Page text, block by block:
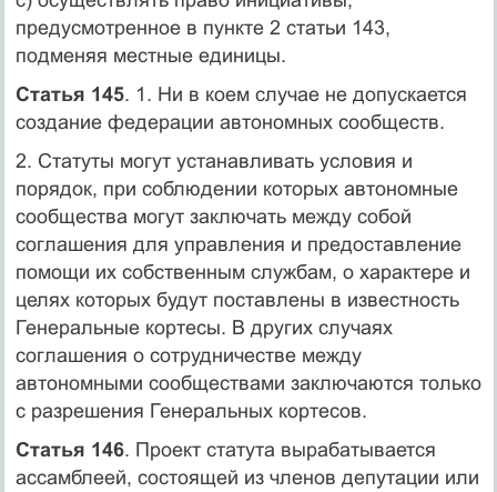
предусмотренное в пункте 2 статьи 143,
подменяя местные единицы.
Статья 145. 1. Ни в коем случае не допускается
создание федерации автономных сообществ.
2. Статуты могут устанавливать условия и
порядок, при соблюдении которых автономные
сообщества могут заключать между собой
соглашения для управления и предоставление
помощи их собственным службам, о характере и
целях которых будут поставлены в известность
Генеральные кортесы. В других случаях
соглашения о сотрудничестве между
автономными сообществами заключаются только
с разрешения Генеральных кортесов.
Статья 146. Проект статута вырабатывается
ассамблеей, состоящей из членов депутации или